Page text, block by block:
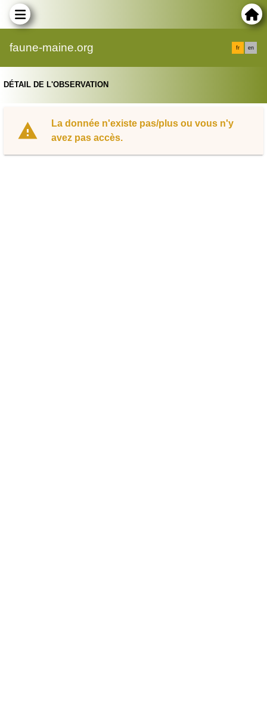
faune-maine.org fr en
DÉTAIL DE L'OBSERVATION
La donnée n'existe pas/plus ou vous n'y
avez pas accès.